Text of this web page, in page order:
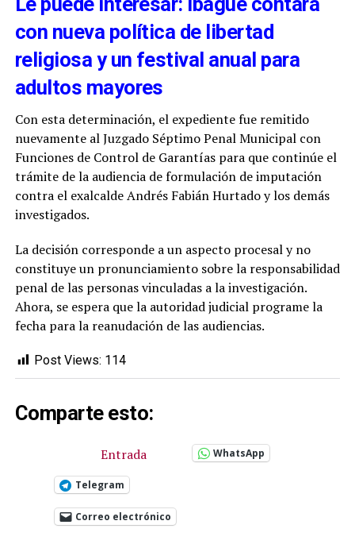
con nueva política de libertad
religiosa y un festival anual para
adultos mayores
Con esta determinación, el expediente fue remitido
nuevamente al Juzgado Séptimo Penal Municipal con
Funciones de Control de Garantías para que continúe el
trámite de la audiencia de formulación de imputación
contra el exalcalde Andrés Fabián Hurtado y los demás
investigados.
La decisión corresponde a un aspecto procesal y no
constituye un pronunciamiento sobre la responsabilidad
penal de las personas vinculadas a la investigación.
Ahora, se espera que la autoridad judicial programe la
fecha para la reanudación de las audiencias.
Post Views: 114
Comparte esto:
Entrada WhatsApp
Telegram
Correo electrónico